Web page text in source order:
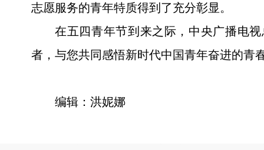
志愿服务的青年特质得到了充分彰显。
在五四青年节到来之际，中央广播电
者，与您共同感悟新时代中国青年奋进的青
编辑：洪妮娜